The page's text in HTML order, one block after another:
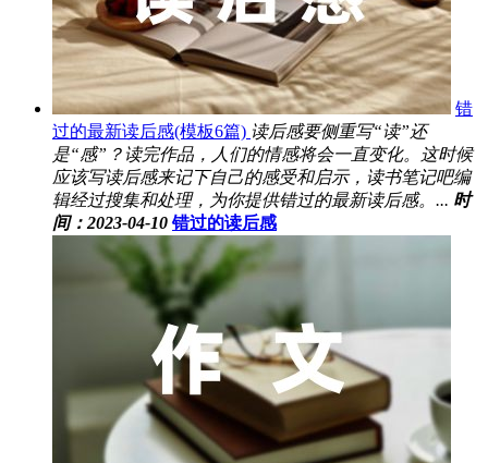
错
过的最新读后感(模板6篇) 读后感要侧重写“读”还
是“感”？读完作品，人们的情感将会一直变化。这时候
应该写读后感来记下自己的感受和启示，读书笔记吧编
辑经过搜集和处理，为你提供错过的最新读后感。... 时
间：2023-04-10 错过的读后感